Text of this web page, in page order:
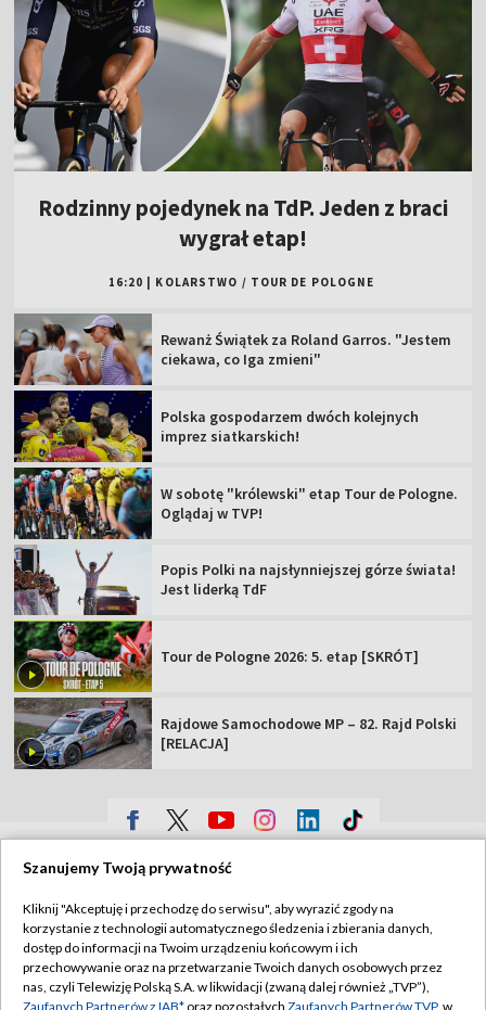
Rodzinny pojedynek na TdP. Jeden z braci
wygrał etap!
16:20 KOLARSTWO / TOUR DE POLOGNE
Rewanż Świątek za Roland Garros. "Jestem
ciekawa, co Iga zmieni"
Polska gospodarzem dwóch kolejnych
imprez siatkarskich!
W sobotę "królewski" etap Tour de Pologne.
Oglądaj w TVP!
Popis Polki na najsłynniejszej górze świata!
Jest liderką TdF
Tour de Pologne 2026: 5. etap [SKRÓT]
Rajdowe Samochodowe MP – 82. Rajd Polski
[RELACJA]
Sklep TVP
Biuro Reklamy
Oferta Handlowa
Polityka prywatności
Moje zgody
Biuro reklamy
Szanujemy Twoją prywatność
Kliknij "Akceptuję i przechodzę do serwisu", aby wyrazić zgody na
korzystanie z technologii automatycznego śledzenia i zbierania danych,
dostęp do informacji na Twoim urządzeniu końcowym i ich
przechowywanie oraz na przetwarzanie Twoich danych osobowych przez
nas, czyli Telewizję Polską S.A. w likwidacji (zwaną dalej również „TVP”),
Zaufanych Partnerów z IAB* oraz pozostałych Zaufanych Partnerów TVP, w